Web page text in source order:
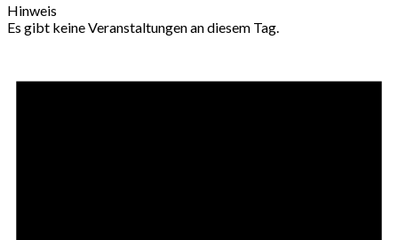
Hinweis
Es gibt keine Veranstaltungen an diesem Tag.